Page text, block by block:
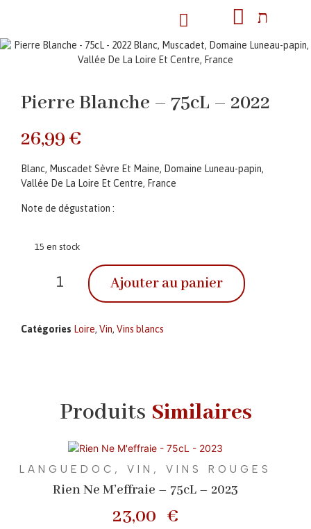
Pierre Blanche – 75cL – 2022
26,99 €
Blanc, Muscadet Sèvre Et Maine, Domaine Luneau-papin,
Vallée De La Loire Et Centre, France
Note de dégustation :
15 en stock
Ajouter au panier
Catégories Loire, Vin, Vins blancs
Produits Similaires
LANGUEDOC , VIN , VINS ROUGES
Rien Ne M’effraie – 75cL – 2023
23,00 €